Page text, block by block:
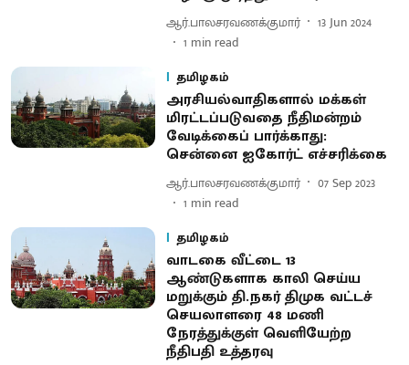
ஆர்.பாலசரவணக்குமார்
13 Jun 2024
1 min read
தமிழகம்
அரசியல்வாதிகளால் மக்கள்
மிரட்டப்படுவதை நீதிமன்றம்
வேடிக்கைப் பார்க்காது:
சென்னை ஐகோர்ட் எச்சரிக்கை
ஆர்.பாலசரவணக்குமார்
07 Sep 2023
1 min read
தமிழகம்
வாடகை வீட்டை 13
ஆண்டுகளாக காலி செய்ய
மறுக்கும் தி.நகர் திமுக வட்டச்
செயலாளரை 48 மணி
நேரத்துக்குள் வெளியேற்ற
நீதிபதி உத்தரவு